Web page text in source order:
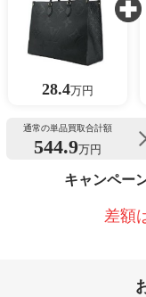
28.4万円
通常の単品買取合計額
544.9万円
キャンペー
差額